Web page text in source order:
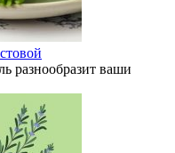
разнообразит ваши